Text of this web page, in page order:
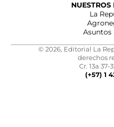
NUESTROS
La
Asuntos
© 2026, Editorial La
derechos
Cr. 13a 37-
(+57) 1